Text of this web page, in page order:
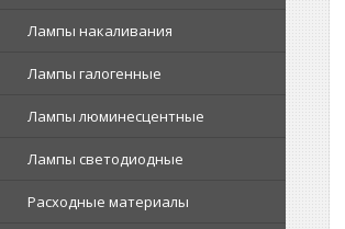
Лампы накаливания
Лампы галогенные
Лампы люминесцентные
Лампы светодиодные
Расходные материалы